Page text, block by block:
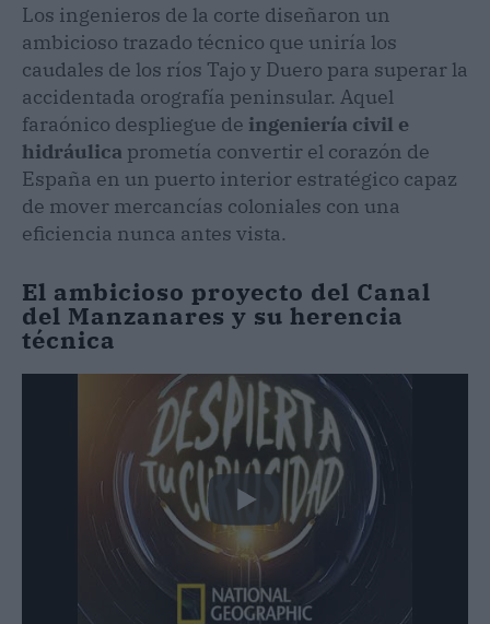
Los ingenieros de la corte diseñaron un
ambicioso trazado técnico que uniría los
caudales de los ríos Tajo y Duero para superar la
accidentada orografía peninsular. Aquel
faraónico despliegue de ingeniería civil e
hidráulica prometía convertir el corazón de
España en un puerto interior estratégico capaz
de mover mercancías coloniales con una
eficiencia nunca antes vista.
El ambicioso proyecto del Canal
del Manzanares y su herencia
técnica